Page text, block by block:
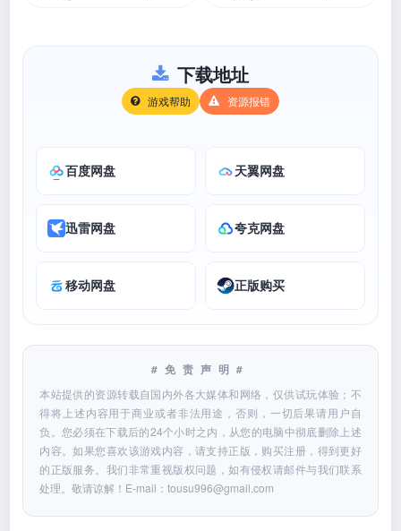
下载地址
游戏帮助 资源报错
百度网盘 天翼网盘
迅雷网盘 夸克网盘
移动网盘 正版购买
#免责声明#
本站提供的资源转载自国内外各大媒体和网络，仅供试玩体验；不
得将上述内容用于商业或者非法用途，否则，一切后果请用户自
负。您必须在下载后的24个小时之内，从您的电脑中彻底删除上述
内容。如果您喜欢该游戏内容，请支持正版，购买注册，得到更好
的正版服务。我们非常重视版权问题，如有侵权请邮件与我们联系
处理。敬请谅解！E-mail：tousu996@gmail.com